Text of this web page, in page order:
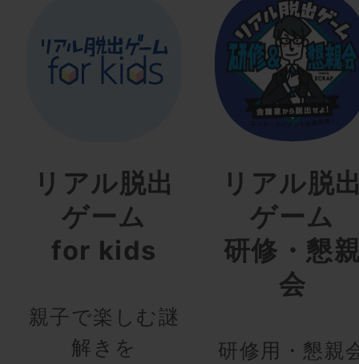
リアル脱出
ゲーム
for kids
親子で楽しむ謎
解きを
リアル脱
ゲーム
研修・懇
会
研修用・懇親